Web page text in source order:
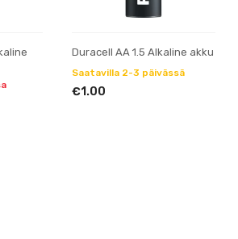
Duracell AA 1.5 Alkaline akku
Saatavilla 2-3 päivässä
€1.00